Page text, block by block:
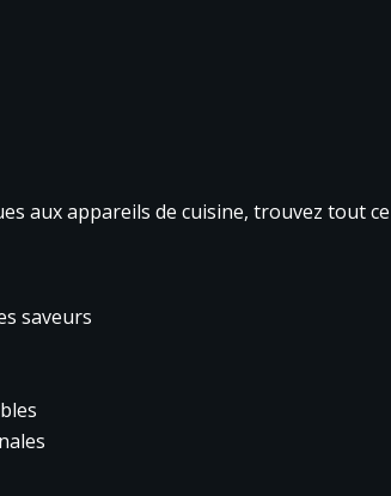
aux appareils de cuisine, trouvez tout
saveurs